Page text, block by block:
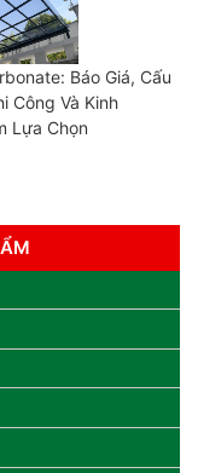
Báo Giá, Cấu
Công Và Kinh
Lựa Chọn